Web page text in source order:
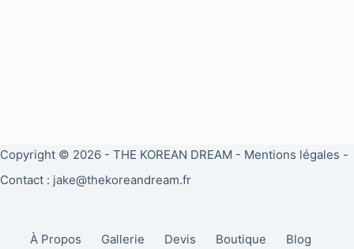
Copyright © 2026 - THE KOREAN DREAM - Mentions légales -
Contact : jake@thekoreandream.fr
À Propos Gallerie Devis Boutique Blog